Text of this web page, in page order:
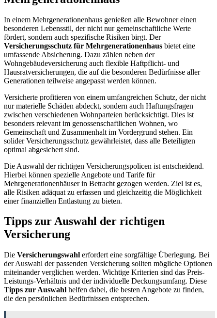
In einem Mehrgenerationenhaus genießen alle Bewohner einen
besonderen Lebensstil, der nicht nur gemeinschaftliche Werte
fördert, sondern auch spezifische Risiken birgt. Der
Versicherungsschutz für Mehrgenerationenhaus bietet eine
umfassende Absicherung. Dazu zählen neben der
Wohngebäudeversicherung auch flexible Haftpflicht- und
Hausratversicherungen, die auf die besonderen Bedürfnisse aller
Generationen teilweise angepasst werden können.
Versicherte profitieren von einem umfangreichen Schutz, der nicht
nur materielle Schäden abdeckt, sondern auch Haftungsfragen
zwischen verschiedenen Wohnparteien berücksichtigt. Dies ist
besonders relevant im genossenschaftlichen Wohnen, wo
Gemeinschaft und Zusammenhalt im Vordergrund stehen. Ein
solider Versicherungsschutz gewährleistet, dass alle Beteiligten
optimal abgesichert sind.
Die Auswahl der richtigen Versicherungspolicen ist entscheidend.
Hierbei können spezielle Angebote und Tarife für
Mehrgenerationenhäuser in Betracht gezogen werden. Ziel ist es,
alle Risiken adäquat zu erfassen und gleichzeitig die Möglichkeit
einer finanziellen Entlastung zu bieten.
Tipps zur Auswahl der richtigen
Versicherung
Die Versicherungswahl erfordert eine sorgfältige Überlegung. Bei
der Auswahl der passenden Versicherung sollten mögliche Optionen
miteinander verglichen werden. Wichtige Kriterien sind das Preis-
Leistungs-Verhältnis und der individuelle Deckungsumfang. Diese
Tipps zur Auswahl helfen dabei, die besten Angebote zu finden,
die den persönlichen Bedürfnissen entsprechen.